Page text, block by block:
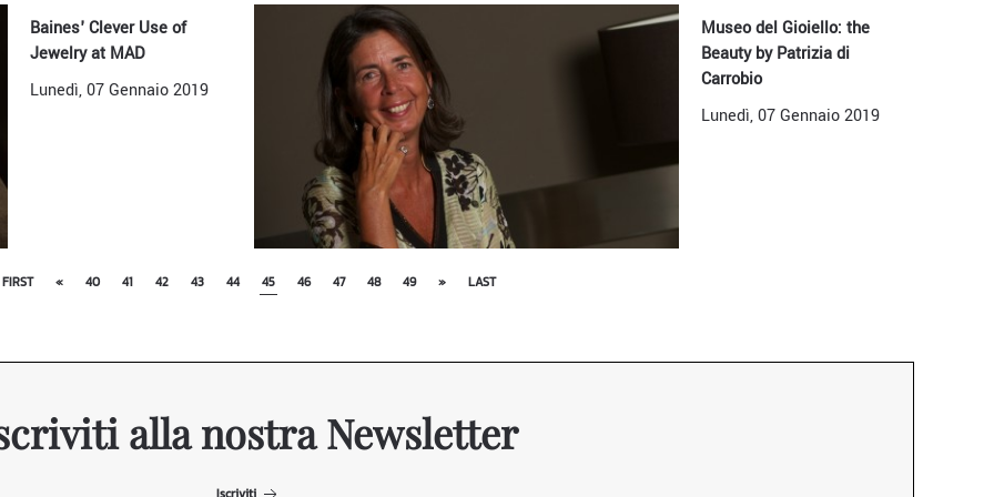
Baines' Clever Use of
Jewelry at MAD
Lunedì, 07 Gennaio 2019
Museo del Gioiello: the
Beauty by Patrizia di
Carrobio
Lunedì, 07 Gennaio 2019
FIRST « 40 41 42 43 44 45 46 47 48 49 » LAST
alla nostra Newsletter